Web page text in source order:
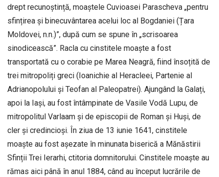
drept recunoștință, moaștele Cuvioasei Parascheva „pentru
sfințirea și binecuvântarea acelui loc al Bogdaniei (Țara
Moldovei, n.n.)”, după cum se spune în „scrisoarea
sinodicească”. Racla cu cinstitele moaște a fost
transportată cu o corabie pe Marea Neagră, fiind însoțită de
trei mitropoliți greci (Ioanichie al Heracleei, Partenie al
Adrianopolului și Teofan al Paleopatrei). Ajungând la Galați,
apoi la Iași, au fost întâmpinate de Vasile Vodă Lupu, de
mitropolitul Varlaam și de episcopii de Roman și Huși, de
cler și credincioși. În ziua de 13 iunie 1641, cinstitele
moaște au fost așezate în minunata biserică a Mănăstirii
Sfinții Trei Ierarhi, ctitoria domnitorului. Cinstitele moaște au
rămas aici până în anul 1884, când au început lucrările de